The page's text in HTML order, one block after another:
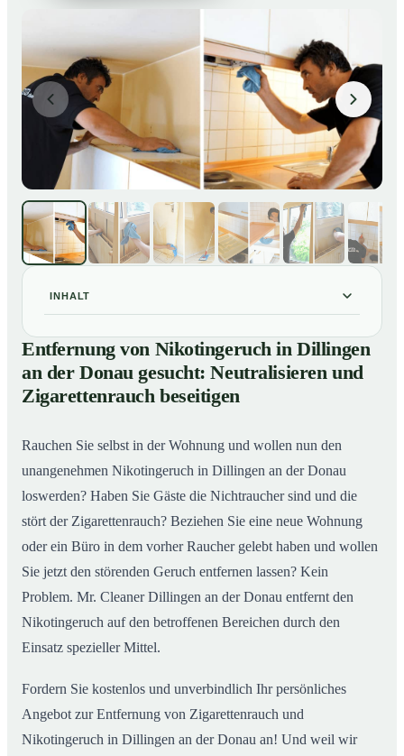
INHALT
01 Entfernung von Nikotingeruch in Dillingen an der
Donau gesucht: Neutralisieren und Zigarettenrauch
beseitigen
02So entfernen wir Nikotingeruch in Dillingen an der
Entfernung von Nikotingeruch in Dillingen
an der Donau gesucht: Neutralisieren und
Zigarettenrauch beseitigen
Rauchen Sie selbst in der Wohnung und wollen nun den
unangenehmen Nikotingeruch in Dillingen an der Donau
loswerden? Haben Sie Gäste die Nichtraucher sind und die
stört der Zigarettenrauch? Beziehen Sie eine neue Wohnung
oder ein Büro in dem vorher Raucher gelebt haben und wollen
Sie jetzt den störenden Geruch entfernen lassen? Kein
Problem. Mr. Cleaner Dillingen an der Donau entfernt den
Nikotingeruch auf den betroffenen Bereichen durch den
Einsatz spezieller Mittel.
Fordern Sie kostenlos und unverbindlich Ihr persönliches
Angebot zur Entfernung von Zigarettenrauch und
Nikotingeruch in Dillingen an der Donau an! Und weil wir